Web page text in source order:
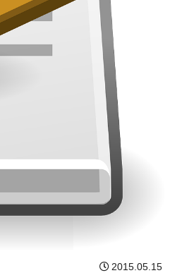
2015.05.15